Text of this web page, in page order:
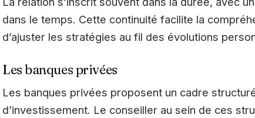
dans le temps. Cette continuité facilite la
d’ajuster les stratégies au fil des évolutions
Les banques privées
Les banques privées proposent un cadre
d’investissement. Le conseiller au sein de ces